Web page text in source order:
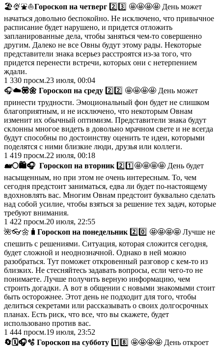
🏖🍨⛲️⛵️Гороскоп на четверг 2️⃣3️⃣ 🤩🤩🤩🤩 День может
начаться довольно беспокойно. Не исключено, что привычное
расписание будет нарушено, и придется отложить
запланированные дела, чтобы заняться чем-то совершенно
другим. Далеко не все Овны будут этому рады. Некоторые
представители знака всерьез расстроятся из-за того, что
придется перенести встречи, которых они с нетерпением
ждали.
1 330 просм.23 июля, 00:04
🎧☁️💟🌼 Гороскоп на среду 2️⃣2️⃣ 🤩🤩🤩🤩 День может
принести трудности. Эмоциональный фон будет не слишком
благоприятным, и не исключено, что некоторым Овнам
изменит их обычный оптимизм. Представители знака будут
склонны многое видеть в довольно мрачном свете и не всегда
будут способны по достоинству оценить те идеи, которыми
поделятся с ними близкие люди, друзья или коллеги.
1 419 просм.22 июля, 00:18
🐋🌕🛍🎧 Гороскоп на вторник 2️⃣1️⃣🤩🤩🤩🤩 День будет
насыщенным, но при этом не очень интересным. То, чем
сегодня предстоит заниматься, едва ли будет по-настоящему
вдохновлять вас. Многим Овнам предстоит буквально сделать
над собой усилие, чтобы взяться за решение тех задач, которые
требуют внимания.
1 422 просм.20 июля, 22:55
🌺👓🌼🧳 Гороскоп на понедельник 2️⃣0️⃣ 🤩🤩🤩🤩 Лучше не
спешить с решениями. Ситуация, которая сложится сегодня,
будет сложной и неоднозначной. Однако в ней можно
разобраться. Тут поможет откровенный разговор с кем-то из
близких. Не стесняйтесь задавать вопросы, если чего-то не
понимаете. Лучше получить верную информацию, чем
строить догадки. А вот в общении с новыми знакомыми стоит
быть осторожнее. Этот день не подходит для того, чтобы
делиться секретами или рассказывать о своих долгосрочных
планах. Есть риск, что все, что вы скажете, будет
использовано против вас.
1 444 просм.19 июля, 23:52
🔄🗓🎧🫧 Гороскоп на субботу 1️⃣8️⃣ 🤩🤩🤩🤩 День откроет